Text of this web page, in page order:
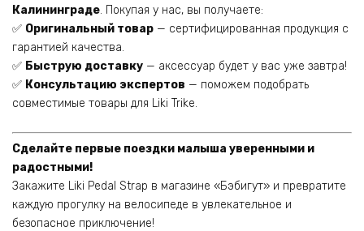
Калининграде. Покупая у нас, вы получаете:
✅ Оригинальный товар — сертифицированная продукция с
гарантией качества.
✅ Быструю доставку — аксессуар будет у вас уже завтра!
✅ Консультацию экспертов — поможем подобрать
совместимые товары для Liki Trike.
Сделайте первые поездки малыша уверенными и
радостными!
Закажите Liki Pedal Strap в магазине «Бэбигут» и превратите
каждую прогулку на велосипеде в увлекательное и
безопасное приключение!